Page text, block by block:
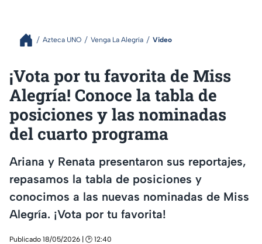
Azteca UNO Venga La Alegría Video
¡Vota por tu favorita de Miss
Alegría! Conoce la tabla de
posiciones y las nominadas
del cuarto programa
Ariana y Renata presentaron sus reportajes,
repasamos la tabla de posiciones y
conocimos a las nuevas nominadas de Miss
Alegría. ¡Vota por tu favorita!
Publicado 18/05/2026 | 🕑 12:40